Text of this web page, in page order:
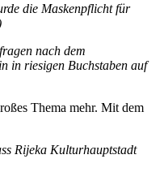
die Maskenpflicht für
nach dem
in riesigen Buchstaben auf
Thema mehr. Mit dem
Rijeka Kulturhauptstadt